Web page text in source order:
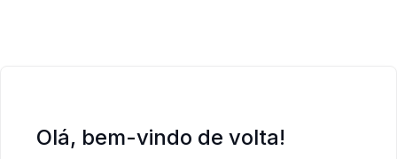
Olá, bem-vindo de volta!